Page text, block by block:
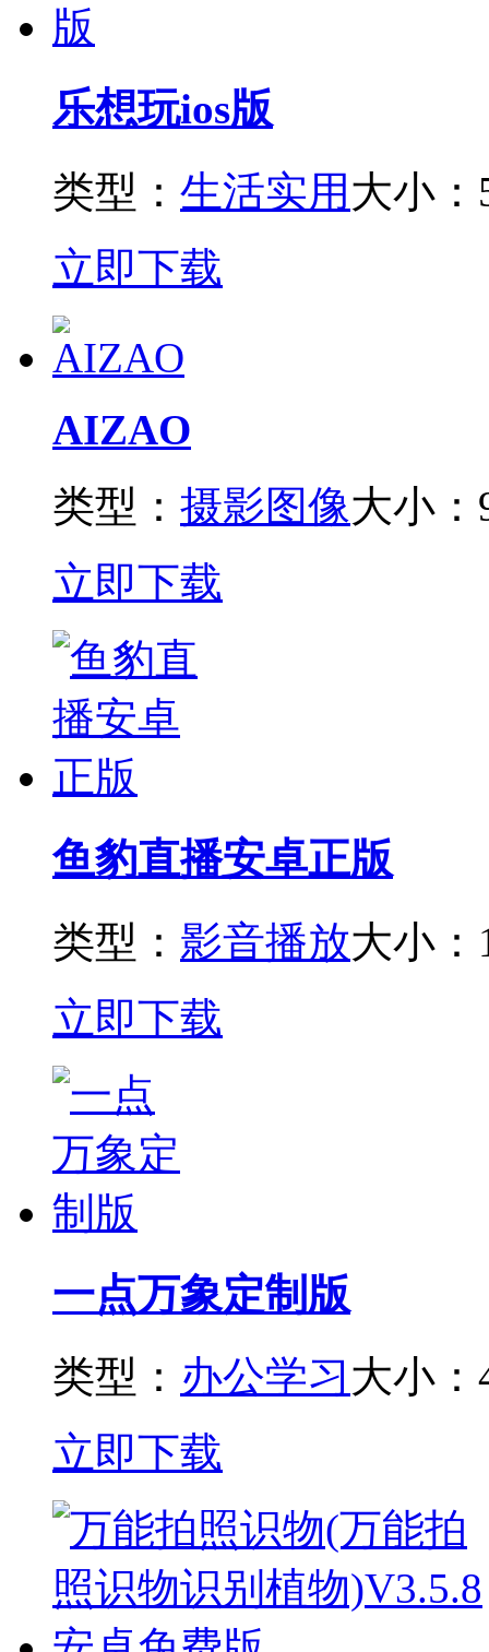
乐想玩ios版
类型： 生活实用 大小：
立即下载
AIZAO
类型： 摄影图像大小：
立即下载
鱼豹直播安卓正版
类型： 影音播放大小：
立即下载
一点万象定制版
类型： 办公学习大小：
立即下载